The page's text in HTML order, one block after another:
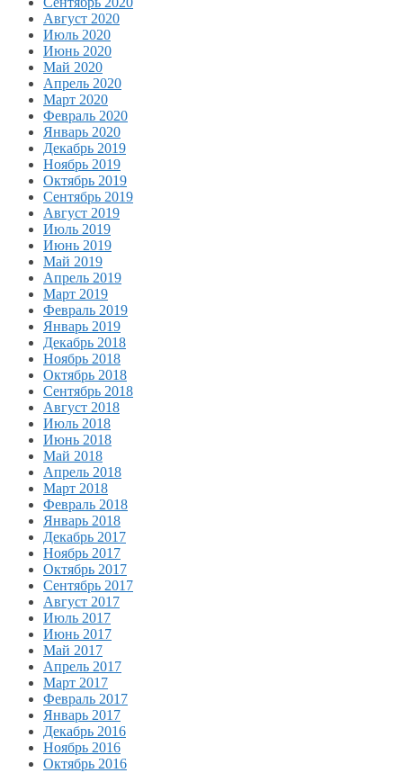
Август 2020
Июль 2020
Июнь 2020
Май 2020
Апрель 2020
Март 2020
Февраль 2020
Январь 2020
Декабрь 2019
Ноябрь 2019
Октябрь 2019
Сентябрь 2019
Август 2019
Июль 2019
Июнь 2019
Май 2019
Апрель 2019
Март 2019
Февраль 2019
Январь 2019
Декабрь 2018
Ноябрь 2018
Октябрь 2018
Сентябрь 2018
Август 2018
Июль 2018
Июнь 2018
Май 2018
Апрель 2018
Март 2018
Февраль 2018
Январь 2018
Декабрь 2017
Ноябрь 2017
Октябрь 2017
Сентябрь 2017
Август 2017
Июль 2017
Июнь 2017
Май 2017
Апрель 2017
Март 2017
Февраль 2017
Январь 2017
Декабрь 2016
Ноябрь 2016
Октябрь 2016